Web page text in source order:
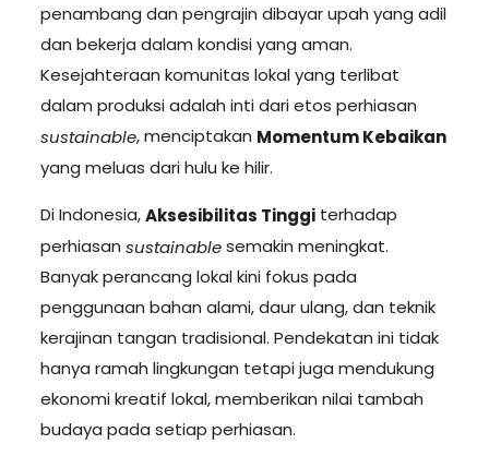
penambang dan pengrajin dibayar upah yang adil
dan bekerja dalam kondisi yang aman.
Kesejahteraan komunitas lokal yang terlibat
dalam produksi adalah inti dari etos perhiasan
sustainable, menciptakan Momentum Kebaikan
yang meluas dari hulu ke hilir.
Di Indonesia,Aksesibilitas Tinggiterhadap
perhiasan sustainablesemakin meningkat.
Banyak perancang lokal kini fokus pada
penggunaan bahan alami, daur ulang, dan teknik
kerajinan tangan tradisional. Pendekatan ini tidak
hanya ramah lingkungan tetapi juga mendukung
ekonomi kreatif lokal, memberikan nilai tambah
budaya pada setiap perhiasan.